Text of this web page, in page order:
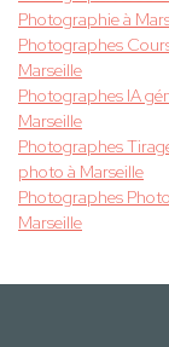
Photographie à
Photographes
Marseille
Photographes IA
Marseille
Photographes
photo à Marseille
Photographes
Marseille